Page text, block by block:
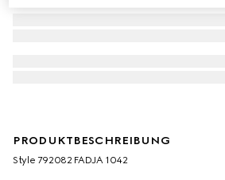
PRODUKTBESCHREIBUNG
Style ‎792082 FADJA 1042